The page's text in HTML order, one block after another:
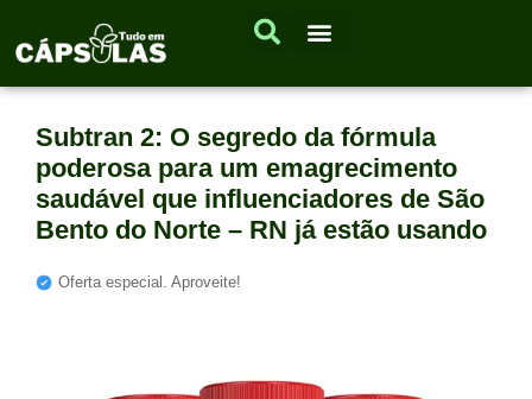
Subtran 2: O segredo da fórmula
poderosa para um emagrecimento
saudável que influenciadores de São
Bento do Norte – RN já estão usando
Oferta especial. Aproveite!